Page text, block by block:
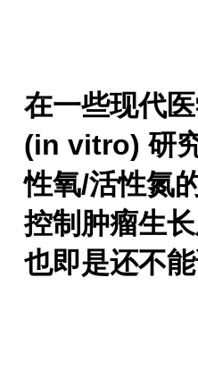
在一些现代
(in vitro) 研
性氧/活性氮
控制肿瘤生
也即是还不